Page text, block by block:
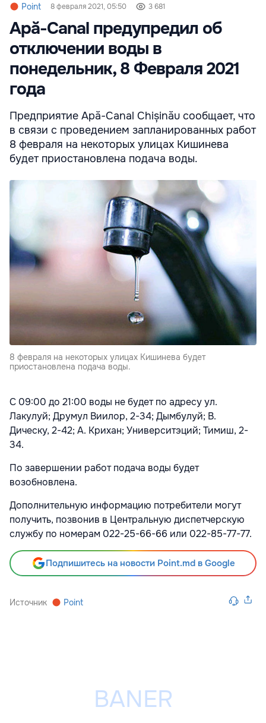
Point 8 февраля 2021, 05:50 3 681
Apă-Canal предупредил об
отключении воды в
понедельник, 8 Февраля 2021
года
Предприятие Apă-Canal Chișinău сообщает, что
в связи с проведением запланированных работ
8 февраля на некоторых улицах Кишинева
будет приостановлена подача воды.
8 февраля на некоторых улицах Кишинева будет
приостановлена подача воды.
С 09:00 до 21:00 воды не будет по адресу ул.
Лакулуй; Друмул Виилор, 2-34; Дымбулуй; В.
Дическу, 2-42; А. Крихан; Университэций; Тимиш, 2-
34.
По завершении работ подача воды будет
возобновлена.
Дополнительную информацию потребители могут
получить, позвонив в Центральную диспетчерскую
службу по номерам 022-25-66-66 или 022-85-77-77.
Подпишитесь на новости Point.md в Google
Источник Point